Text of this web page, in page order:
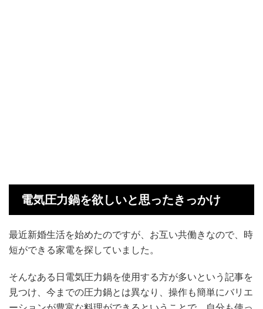
電気圧力鍋を欲しいと思ったきっかけ
最近新婚生活を始めたのですが、お互い共働きなので、時
短ができる家電を探していました。
そんなある日電気圧力鍋を使用する方が多いという記事を
見つけ、今までの圧力鍋とは異なり、操作も簡単にバリエ